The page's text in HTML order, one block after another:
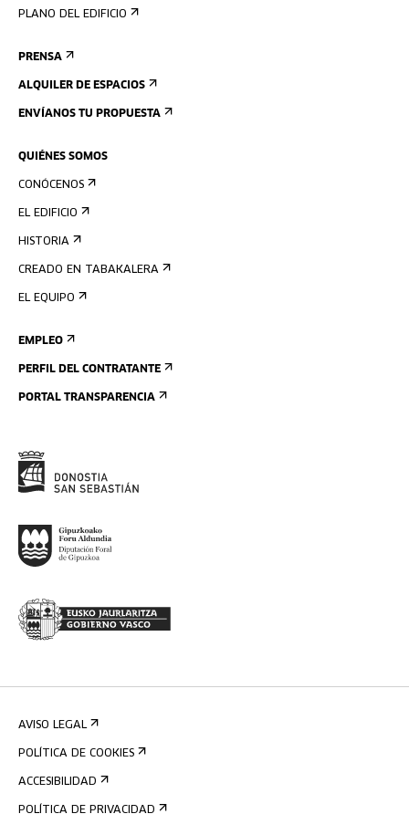
PLANO DEL EDIFICIO
PRENSA
ALQUILER DE ESPACIOS
ENVÍANOS TU PROPUESTA
QUIÉNES SOMOS
CONÓCENOS
EL EDIFICIO
HISTORIA
CREADO EN TABAKALERA
EL EQUIPO
EMPLEO
PERFIL DEL CONTRATANTE
PORTAL TRANSPARENCIA
AVISO LEGAL
POLÍTICA DE COOKIES
ACCESIBILIDAD
POLÍTICA DE PRIVACIDAD